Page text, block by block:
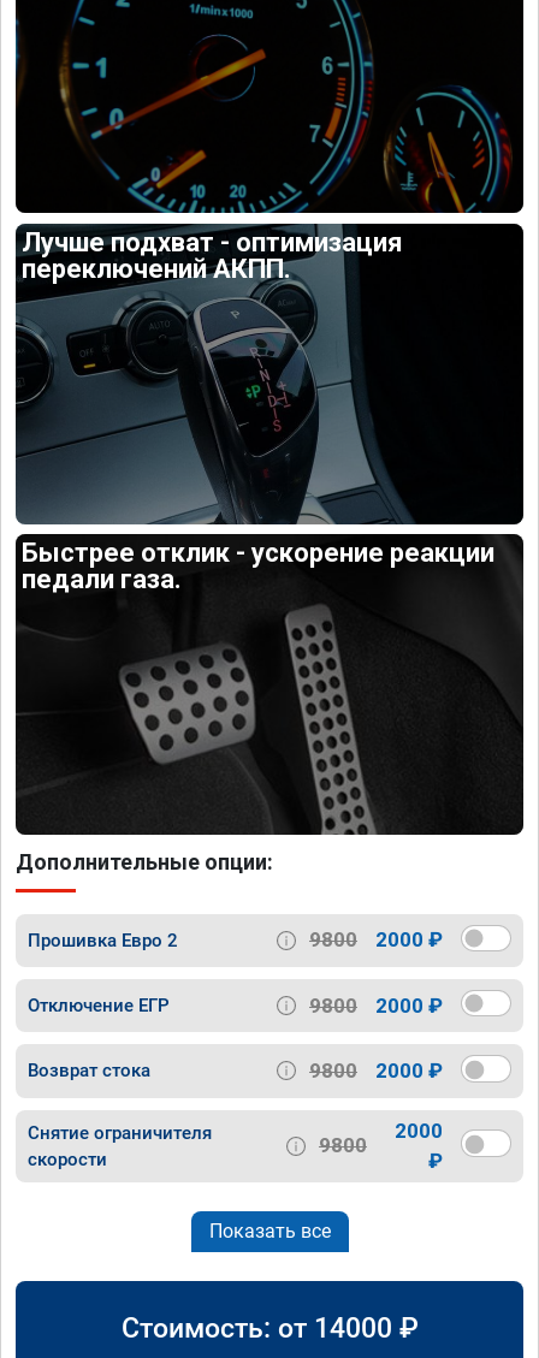
Лучше подхват - оптимизация
переключений АКПП.
Быстрее отклик - ускорение реакции
педали газа.
Дополнительные опции:
Прошивка Евро 2 9800 2000 ₽
Отключение ЕГР 9800 2000 ₽
Возврат стока 9800 2000 ₽
Снятие ограничителя
скорости
9800
2000
₽
Показать все
Стоимость: от 14000 ₽